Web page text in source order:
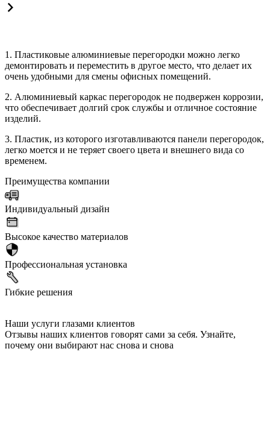
1. Пластиковые алюминиевые перегородки можно легко
демонтировать и переместить в другое место, что делает их
очень удобными для смены офисных помещений.
2. Алюминиевый каркас перегородок не подвержен коррозии,
что обеспечивает долгий срок службы и отличное состояние
изделий.
3. Пластик, из которого изготавливаются панели перегородок,
легко моется и не теряет своего цвета и внешнего вида со
временем.
Преимущества компании
Индивидуальный дизайн
Высокое качество материалов
Профессиональная установка
Гибкие решения
Наши услуги глазами клиентов
Отзывы наших клиентов говорят сами за себя. Узнайте,
почему они выбирают нас снова и снова